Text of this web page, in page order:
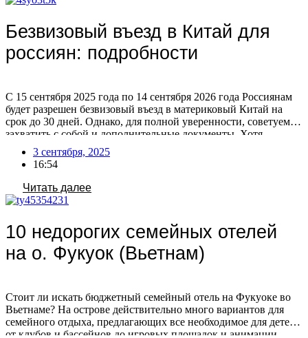
Безвизовый въезд в Китай для
россиян: подробности
С 15 сентября 2025 года по 14 сентября 2026 года Россиянам
будет разрешен безвизовый въезд в материковый Китай на
срок до 30 дней. Однако, для полной уверенности, советуем
захватить с собой и дополнительные документы. Хотя
официальных данных о сроках действия российского
загранпаспорта для безвизового въезда в Китай не
публиковалось, общие требования к въезду предполагают, что
3 сентября, 2025
16:54
Читать далее
10 недорогих семейных отелей
на о. Фукуок (Вьетнам)
Стоит ли искать бюджетный семейный отель на Фукуоке во
Вьетнаме? На острове действительно много вариантов для
семейного отдыха, предлагающих все необходимое для детей:
от клубов и бассейнов до игровых площадок и анимации.